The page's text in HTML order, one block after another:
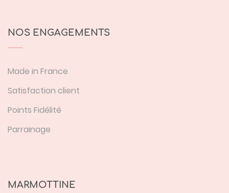
NOS ENGAGEMENTS
Made in France
Satisfaction client
Points Fidélité
Parrainage
MARMOTTINE